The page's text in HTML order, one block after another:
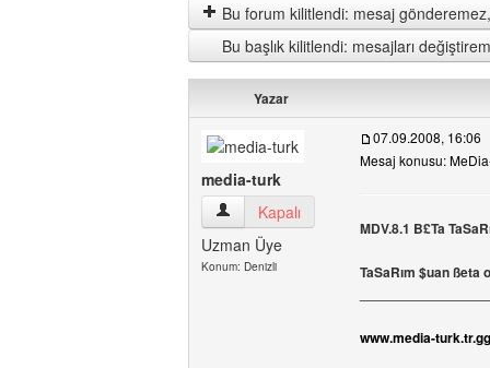
Bu forum kilitlendi: mesaj
Bu başlık kilitlendi: mesajları
Yazar
media-turk
media-turk Kullanıcının profilini görüntüle
Kapalı
Uzman Üye
Konum: Denizli
07.09.2008, 16:06
Mesaj konusu:
MDV.8.1 B£Ta
TaSaRım $uan ßeta
www.media-turk.tr.gg